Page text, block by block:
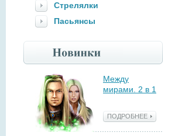
Стрелялки
Пасьянсы
Между
мирами. 2 в 1
ПОДРОБНЕЕ